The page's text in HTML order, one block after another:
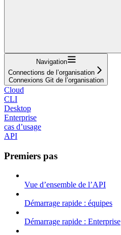
Navigation
Connections de l’organisation
Connexions Git de l’organisation
Cloud
CLI
Desktop
Enterprise
cas d’usage
API
Premiers pas
Vue d’ensemble de l’API
Démarrage rapide : équipes
Démarrage rapide : Enterprise